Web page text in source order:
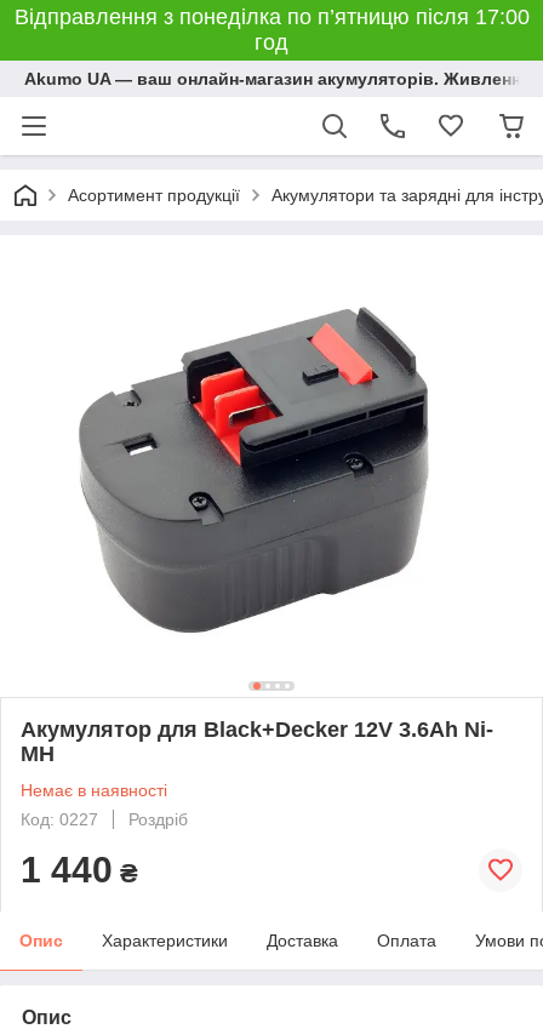
Відправлення з понеділка по п’ятницю після 17:00
год
Akumo UA — ваш онлайн-магазин акумуляторів. Живлення,
Асортимент продукції Акумулятори та зарядні для
Акумулятор для Black+Decker 12V 3.6Ah Ni-
MH
Немає в наявності
Код: 0227
Роздріб
1 440 ₴
Опис Характеристики Доставка Оплата Умови
Опис